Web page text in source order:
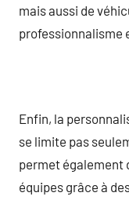
mais aussi de
professionnalisme
Enfin, la
se limite pas
permet également
équipes grâce à